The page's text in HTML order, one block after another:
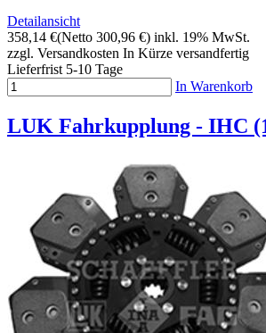
Detailansicht
358,14 €(Netto 300,96 €) inkl. 19% MwSt.
zzgl. Versandkosten In Kürze versandfertig
Lieferfrist 5-10 Tage
In Warenkorb
LUK Fahrkupplung - IHC